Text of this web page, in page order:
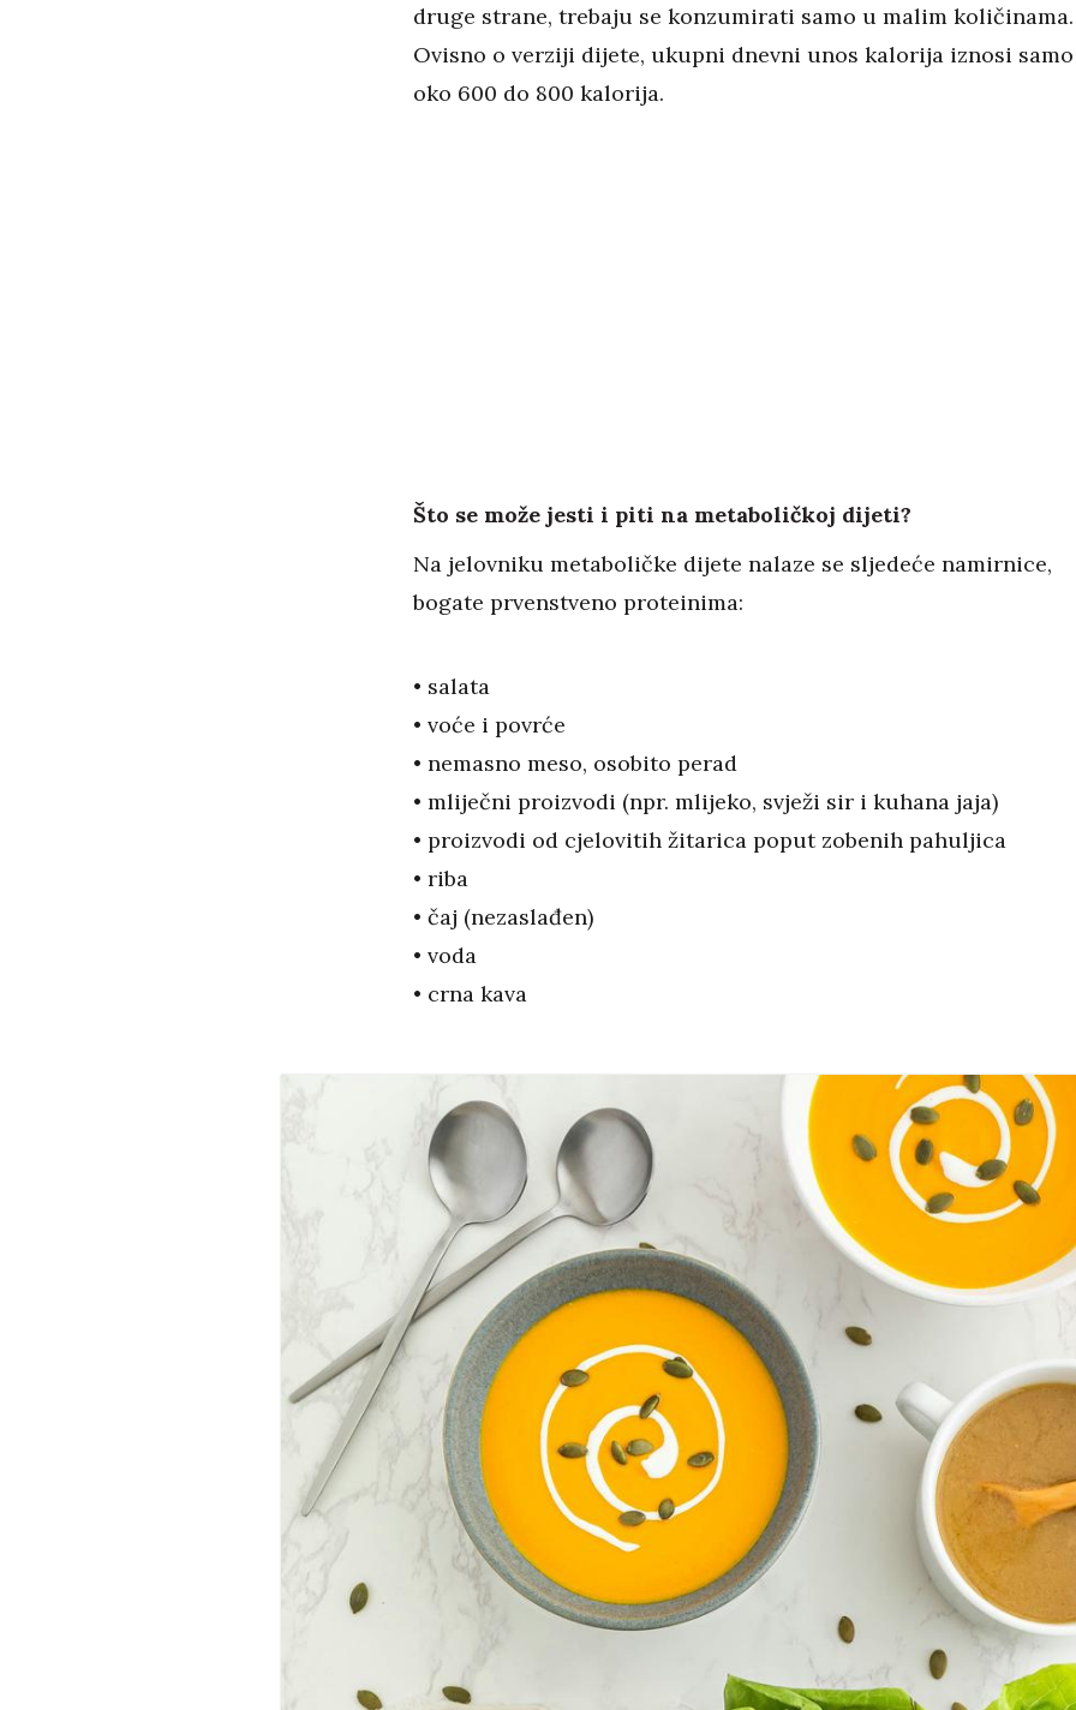
druge strane, trebaju se konzumirati samo u malim količinama.
Ovisno o verziji dijete, ukupni dnevni unos kalorija iznosi samo
oko 600 do 800 kalorija.
Što se može jesti i piti na metaboličkoj dijeti?
Na jelovniku metaboličke dijete nalaze se sljedeće namirnice,
bogate prvenstveno proteinima:
• salata
• voće i povrće
• nemasno meso, osobito perad
• mliječni proizvodi (npr. mlijeko, svježi sir i kuhana jaja)
• proizvodi od cjelovitih žitarica poput zobenih pahuljica
• riba
• čaj (nezaslađen)
• voda
• crna kava